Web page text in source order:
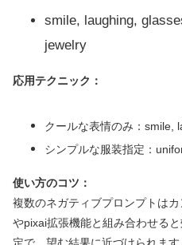
smile, laughing,
jewelry
応用テクニック：
クールな表情のみ：smile,
シンプルな服装指定：
使い方のコツ：
複数のネガティブプロンプトは
やpixai拡張機能と組み合わせる
定で、望む結果に近づけられます